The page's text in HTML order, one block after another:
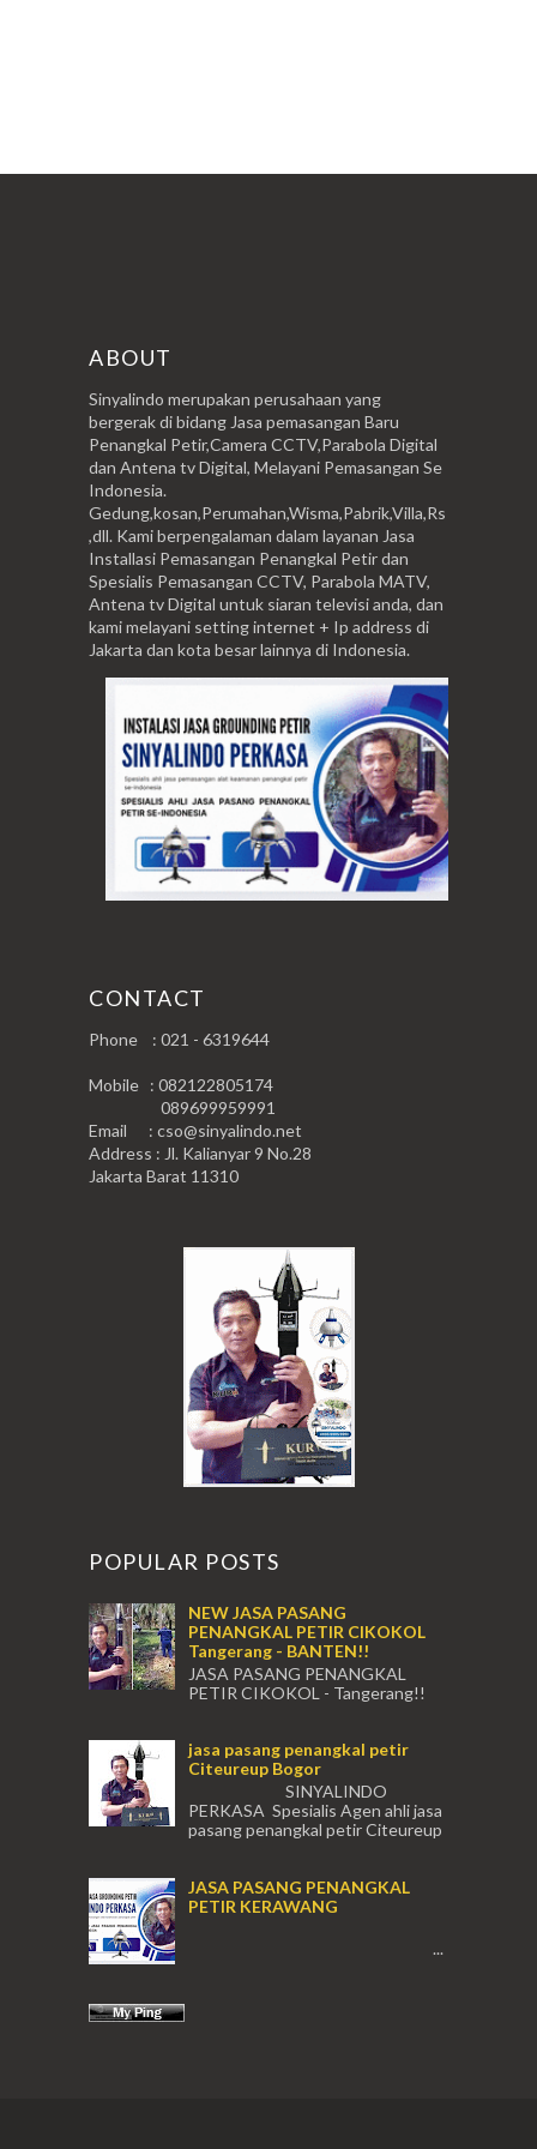
ABOUT
Sinyalindo merupakan perusahaan yang
bergerak di bidang Jasa pemasangan Baru
Penangkal Petir,Camera CCTV,Parabola Digital
dan Antena tv Digital, Melayani Pemasangan Se
Indonesia.
Gedung,kosan,Perumahan,Wisma,Pabrik,Villa,Rs
,dll. Kami berpengalaman dalam layanan Jasa
Installasi Pemasangan Penangkal Petir dan
Spesialis Pemasangan CCTV, Parabola MATV,
Antena tv Digital untuk siaran televisi anda, dan
kami melayani setting internet + Ip address di
Jakarta dan kota besar lainnya di Indonesia.
CONTACT
Phone : 021 - 6319644
Mobile : 082122805174
089699959991
Email : cso@sinyalindo.net
Address : Jl. Kalianyar 9 No.28
Jakarta Barat 11310
POPULAR POSTS
NEW JASA PASANG
PENANGKAL PETIR CIKOKOL
Tangerang - BANTEN!!
JASA PASANG PENANGKAL
PETIR CIKOKOL - Tangerang!!
CIKOKOL TANGERANG ...
jasa pasang penangkal petir
Citeureup Bogor
SINYALINDO
PERKASA Spesialis Agen ahli jasa
pasang penangkal petir Citeureup
JASA PASANG PENANGKAL
PETIR KERAWANG
...